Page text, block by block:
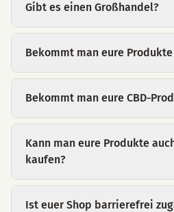
Gibt es einen Großhandel?
Bekommt man eure
Bekommt man eure CBD-
Kann man eure Produkte
kaufen?
Ist euer Shop barrierefrei